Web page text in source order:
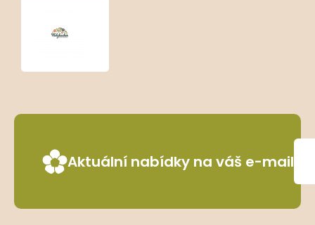
Aktuální nabídky na váš e-mail